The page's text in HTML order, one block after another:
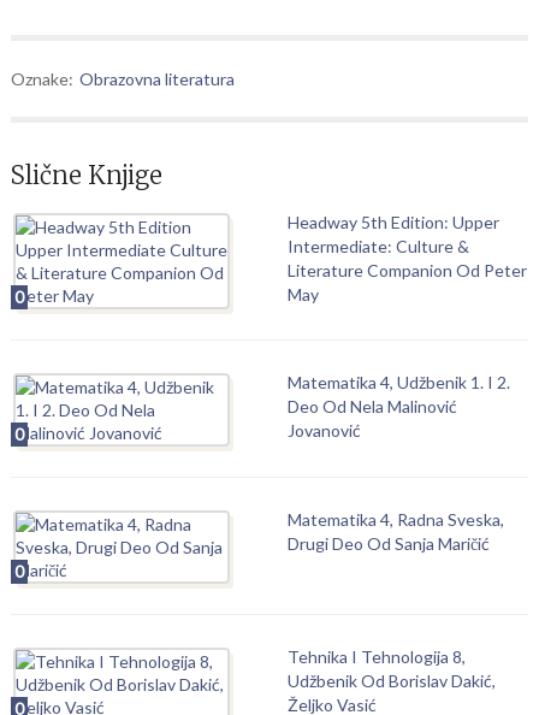
Oznake: Obrazovna literatura
Slične Knjige
0
Headway 5th Edition: Upper
Intermediate: Culture &
Literature Companion Od Peter
May
0
Matematika 4, Udžbenik 1. I 2.
Deo Od Nela Malinović
Jovanović
0
Matematika 4, Radna Sveska,
Drugi Deo Od Sanja Maričić
0
Tehnika I Tehnologija 8,
Udžbenik Od Borislav Dakić,
Željko Vasić